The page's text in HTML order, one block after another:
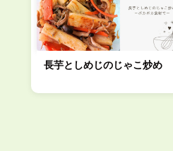
長芋としめじのじゃこ炒め